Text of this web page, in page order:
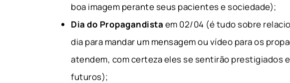
boa imagem perante seus pacientes e sociedade);
Dia do Propagandista em 02/04 (é tudo sobre
dia para mandar um mensagem ou vídeo para os
atendem, com certeza eles se sentirão prestigiados
futuros);